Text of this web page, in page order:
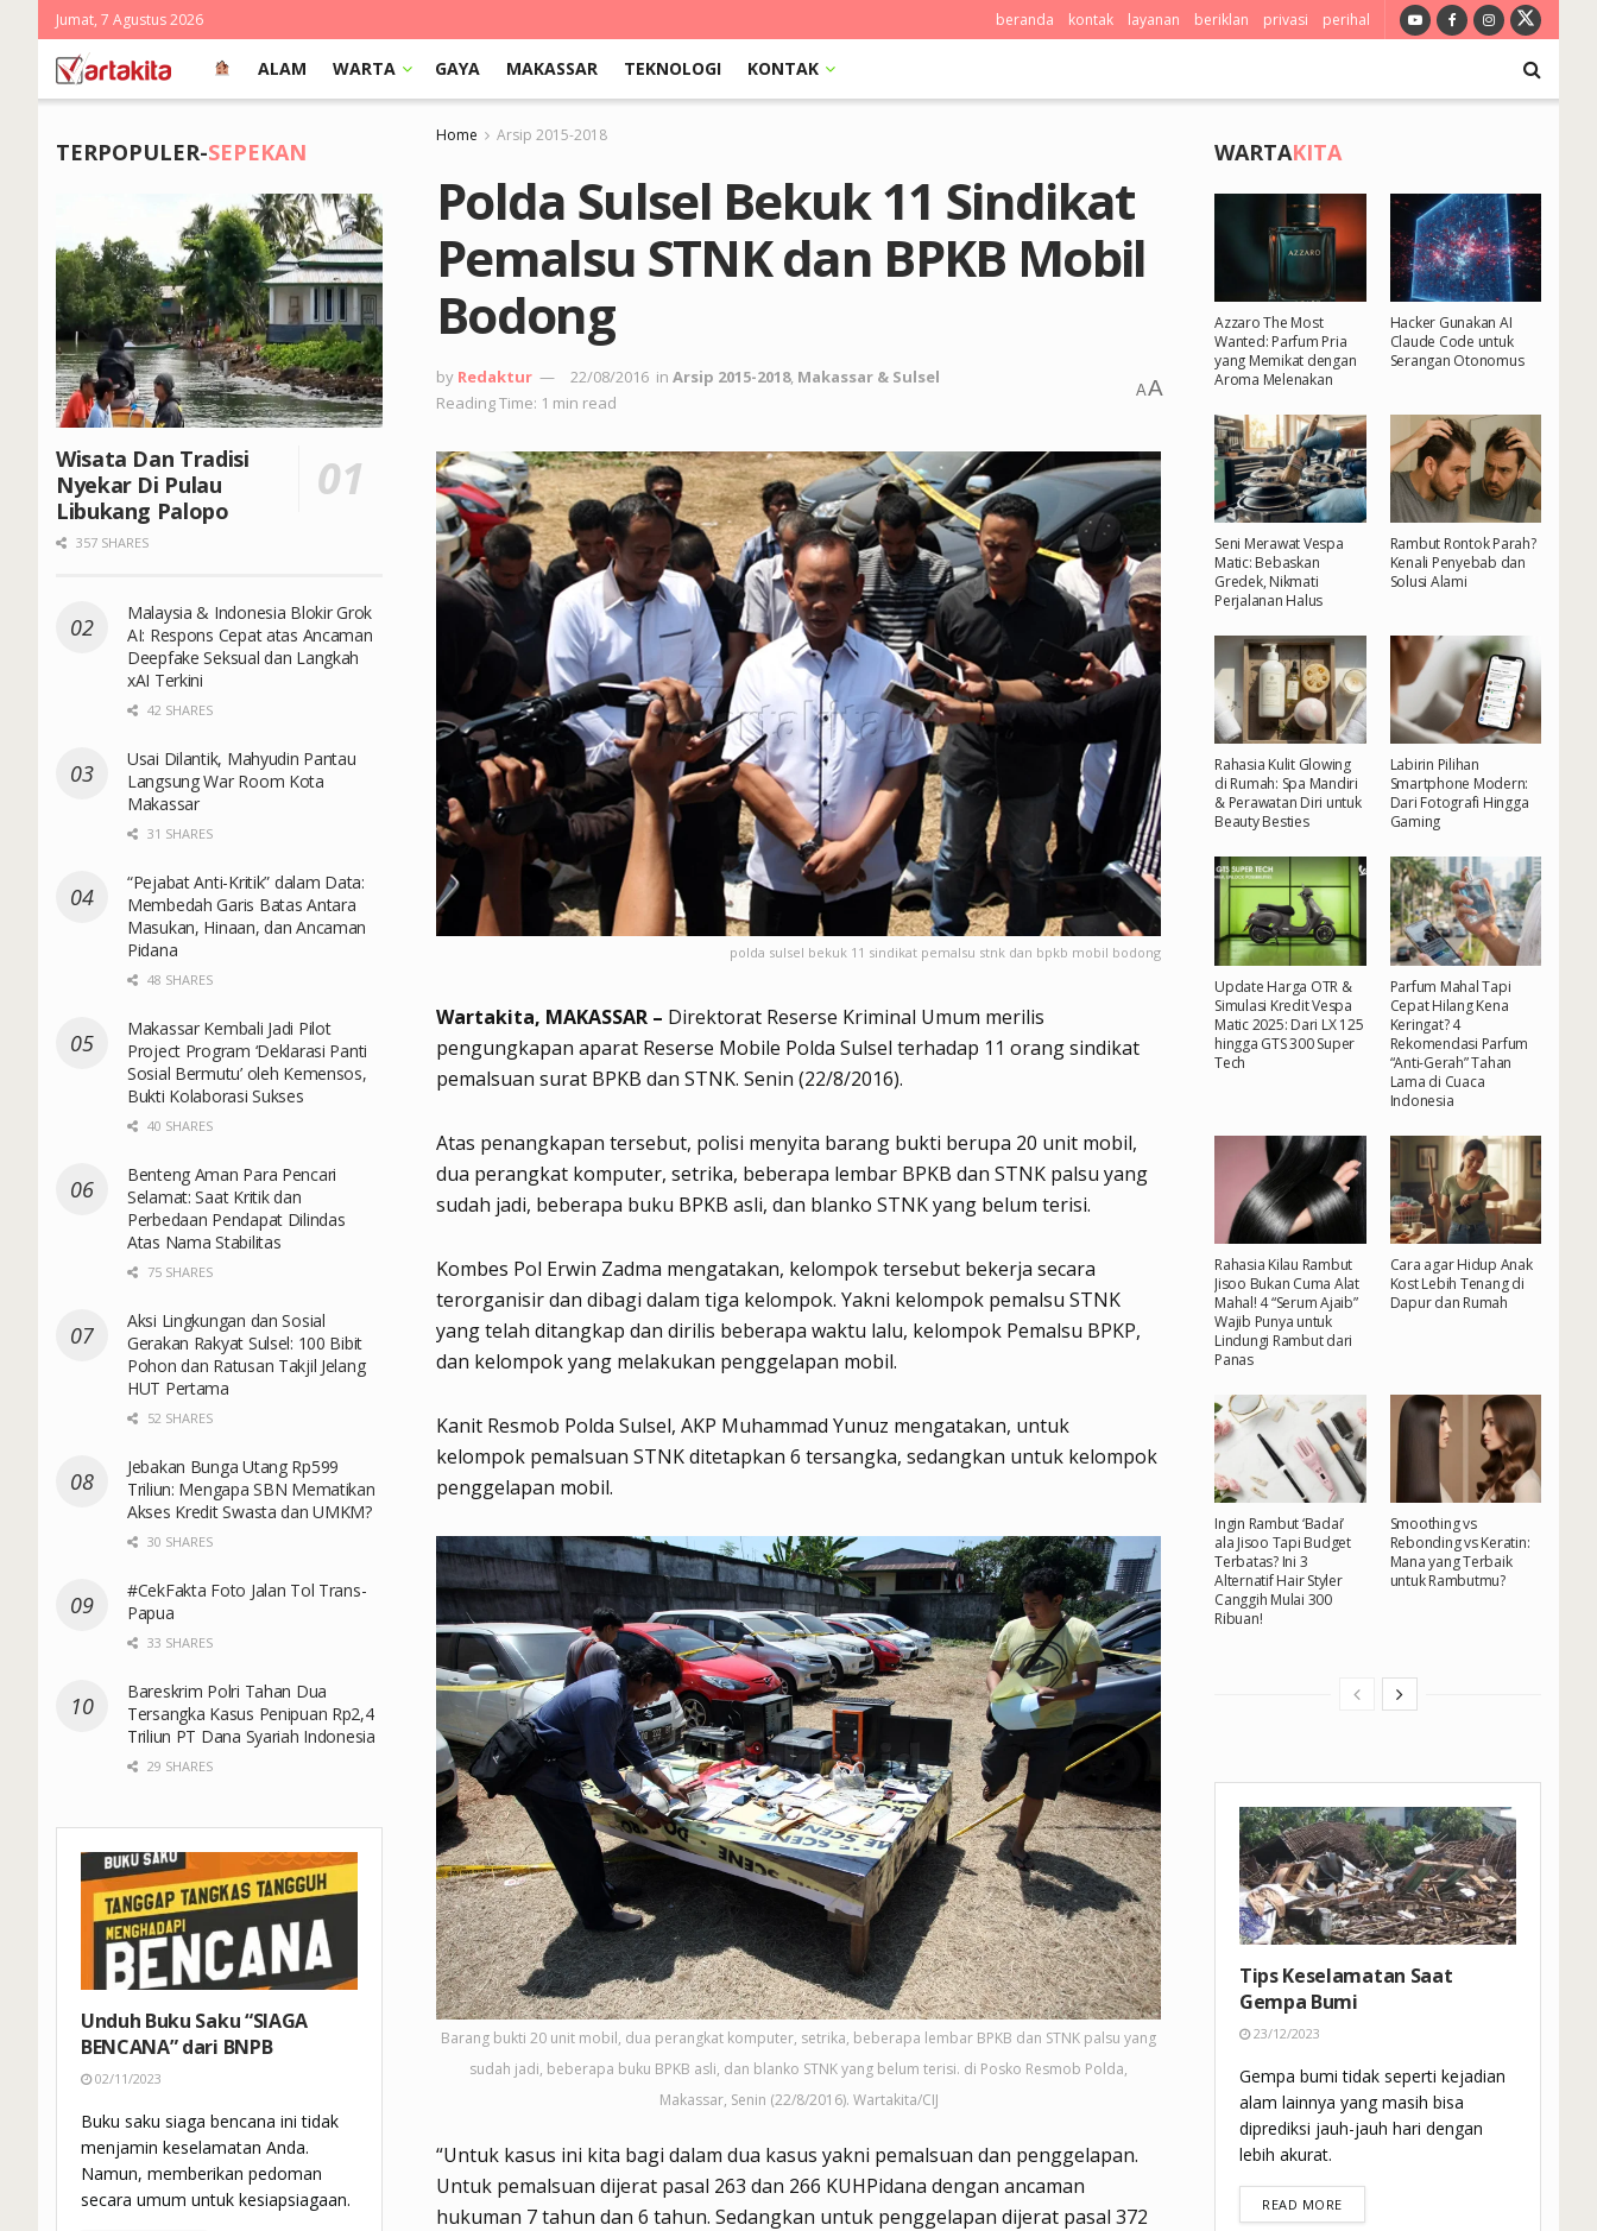
Jumat, 7 Agustus 2026 beranda kontak layanan beriklan privasi perihal
ALAM WARTA GAYA MAKASSAR TEKNOLOGI KONTAK
Home Arsip 2015-2018
Polda Sulsel Bekuk 11 Sindikat
Pemalsu STNK dan BPKB Mobil
Bodong
by Redaktur 22/08/2016 in Arsip 2015-2018, Makassar & Sulsel
Reading Time: 1 min read
AA
polda sulsel bekuk 11 sindikat pemalsu stnk dan bpkb mobil bodong
Wartakita, MAKASSAR – Direktorat Reserse Kriminal Umum merilis
pengungkapan aparat Reserse Mobile Polda Sulsel terhadap 11 orang sindikat
pemalsuan surat BPKB dan STNK. Senin (22/8/2016).
Atas penangkapan tersebut, polisi menyita barang bukti berupa 20 unit mobil,
dua perangkat komputer, setrika, beberapa lembar BPKB dan STNK palsu yang
sudah jadi, beberapa buku BPKB asli, dan blanko STNK yang belum terisi.
Kombes Pol Erwin Zadma mengatakan, kelompok tersebut bekerja secara
terorganisir dan dibagi dalam tiga kelompok. Yakni kelompok pemalsu STNK
yang telah ditangkap dan dirilis beberapa waktu lalu, kelompok Pemalsu BPKP,
dan kelompok yang melakukan penggelapan mobil.
Kanit Resmob Polda Sulsel, AKP Muhammad Yunuz mengatakan, untuk
kelompok pemalsuan STNK ditetapkan 6 tersangka, sedangkan untuk kelompok
penggelapan mobil.
Barang bukti 20 unit mobil, dua perangkat komputer, setrika, beberapa lembar BPKB dan STNK palsu yang
sudah jadi, beberapa buku BPKB asli, dan blanko STNK yang belum terisi. di Posko Resmob Polda,
Makassar, Senin (22/8/2016). Wartakita/CIJ
“Untuk kasus ini kita bagi dalam dua kasus yakni pemalsuan dan penggelapan.
Untuk pemalsuan dijerat pasal 263 dan 266 KUHPidana dengan ancaman
hukuman 7 tahun dan 6 tahun. Sedangkan untuk penggelapan dijerat pasal 372
TERPOPULER-SEPEKAN
Wisata Dan Tradisi
Nyekar Di Pulau
Libukang Palopo
357 SHARES
Malaysia & Indonesia Blokir Grok
AI: Respons Cepat atas Ancaman
Deepfake Seksual dan Langkah
xAI Terkini
42 SHARES
Usai Dilantik, Mahyudin Pantau
Langsung War Room Kota
Makassar
31 SHARES
“Pejabat Anti-Kritik” dalam Data:
Membedah Garis Batas Antara
Masukan, Hinaan, dan Ancaman
Pidana
48 SHARES
Makassar Kembali Jadi Pilot
Project Program ‘Deklarasi Panti
Sosial Bermutu’ oleh Kemensos,
Bukti Kolaborasi Sukses
40 SHARES
Benteng Aman Para Pencari
Selamat: Saat Kritik dan
Perbedaan Pendapat Dilindas
Atas Nama Stabilitas
75 SHARES
Aksi Lingkungan dan Sosial
Gerakan Rakyat Sulsel: 100 Bibit
Pohon dan Ratusan Takjil Jelang
HUT Pertama
52 SHARES
Jebakan Bunga Utang Rp599
Triliun: Mengapa SBN Mematikan
Akses Kredit Swasta dan UMKM?
30 SHARES
#CekFakta Foto Jalan Tol Trans-
Papua
33 SHARES
Bareskrim Polri Tahan Dua
Tersangka Kasus Penipuan Rp2,4
Triliun PT Dana Syariah Indonesia
29 SHARES
Unduh Buku Saku “SIAGA
BENCANA” dari BNPB
02/11/2023
Buku saku siaga bencana ini tidak
menjamin keselamatan Anda.
Namun, memberikan pedoman
secara umum untuk kesiapsiagaan.
WARTAKITA
Azzaro The Most
Wanted: Parfum Pria
yang Memikat dengan
Aroma Melenakan
Hacker Gunakan AI
Claude Code untuk
Serangan Otonomus
Seni Merawat Vespa
Matic: Bebaskan
Gredek, Nikmati
Perjalanan Halus
Rambut Rontok Parah?
Kenali Penyebab dan
Solusi Alami
Rahasia Kulit Glowing
di Rumah: Spa Mandiri
& Perawatan Diri untuk
Beauty Besties
Labirin Pilihan
Smartphone Modern:
Dari Fotografi Hingga
Gaming
Update Harga OTR &
Simulasi Kredit Vespa
Matic 2025: Dari LX 125
hingga GTS 300 Super
Tech
Parfum Mahal Tapi
Cepat Hilang Kena
Keringat? 4
Rekomendasi Parfum
“Anti-Gerah” Tahan
Lama di Cuaca
Indonesia
Rahasia Kilau Rambut
Jisoo Bukan Cuma Alat
Mahal! 4 “Serum Ajaib”
Wajib Punya untuk
Lindungi Rambut dari
Panas
Cara agar Hidup Anak
Kost Lebih Tenang di
Dapur dan Rumah
Ingin Rambut ‘Badai’
ala Jisoo Tapi Budget
Terbatas? Ini 3
Alternatif Hair Styler
Canggih Mulai 300
Ribuan!
Smoothing vs
Rebonding vs Keratin:
Mana yang Terbaik
untuk Rambutmu?
Tips Keselamatan Saat
Gempa Bumi
23/12/2023
Gempa bumi tidak seperti kejadian
alam lainnya yang masih bisa
diprediksi jauh-jauh hari dengan
lebih akurat.
READ MOREDETAILS